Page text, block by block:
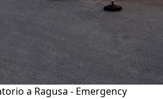
a Ragusa - Emergency